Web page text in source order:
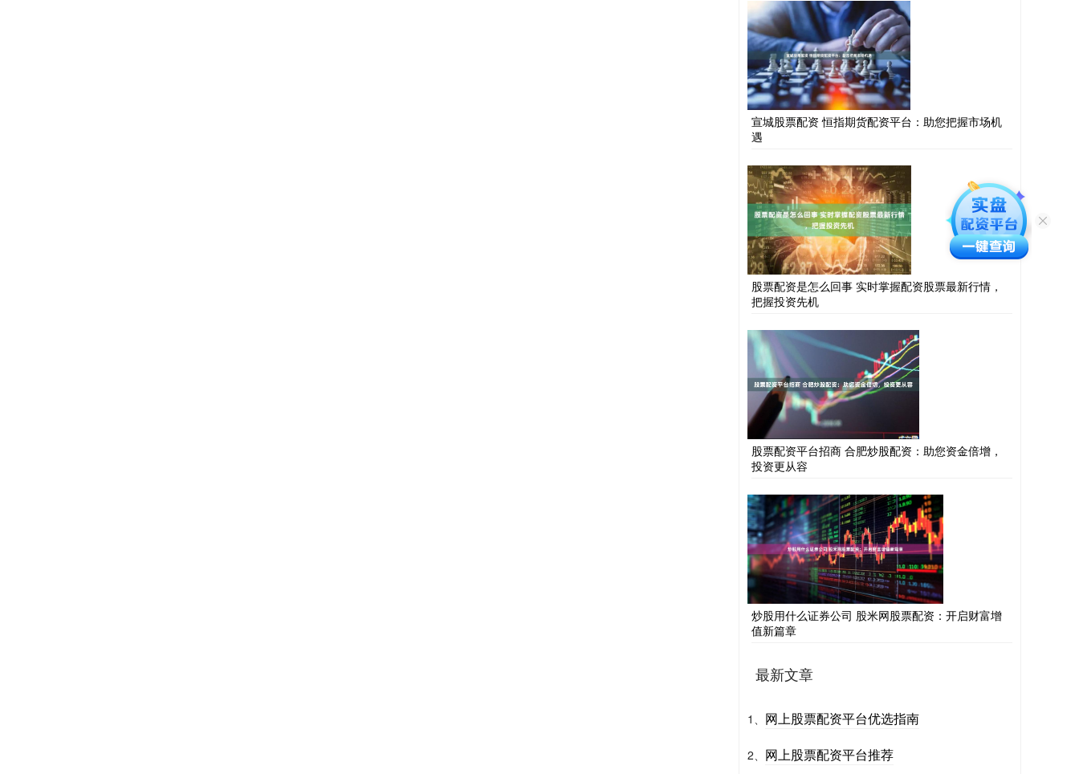
宣城股票配资 恒指期货配资平台：助您把握市场机
遇
股票配资是怎么回事 实时掌握配资股票最新行情，
把握投资先机
股票配资平台招商 合肥炒股配资：助您资金倍增，
投资更从容
炒股用什么证券公司 股米网股票配资：开启财富增
值新篇章
最新文章
1、 网上股票配资平台优选指南
2、 网上股票配资平台推荐